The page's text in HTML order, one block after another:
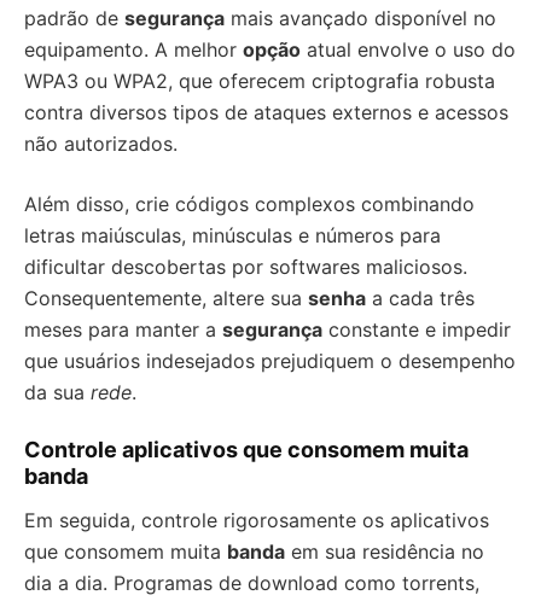
padrão de segurança mais avançado disponível no
equipamento. A melhor opção atual envolve o uso do
WPA3 ou WPA2, que oferecem criptografia robusta
contra diversos tipos de ataques externos e acessos
não autorizados.
Além disso, crie códigos complexos combinando
letras maiúsculas, minúsculas e números para
dificultar descobertas por softwares maliciosos.
Consequentemente, altere sua senha a cada três
meses para manter a segurança constante e impedir
que usuários indesejados prejudiquem o desempenho
da sua rede.
Controle aplicativos que consomem muita
banda
Em seguida, controle rigorosamente os aplicativos
que consomem muita banda em sua residência no
dia a dia. Programas de download como torrents,